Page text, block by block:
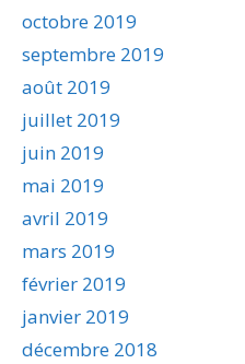
octobre 2019
septembre 2019
août 2019
juillet 2019
juin 2019
mai 2019
avril 2019
mars 2019
février 2019
janvier 2019
décembre 2018